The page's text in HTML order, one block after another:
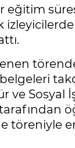
eğitim
ve